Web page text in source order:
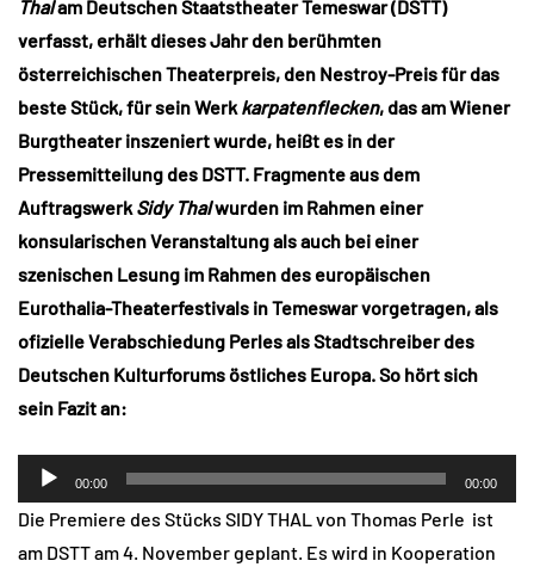
Thalam Deutschen Staatstheater Temeswar (DSTT)
verfasst, erhält dieses Jahr den berühmten
österreichischen Theaterpreis, den Nestroy-Preis für das
beste Stück, für sein Werk karpatenflecken, das am Wiener
Burgtheater inszeniert wurde, heißt es in der
Pressemitteilung des DSTT. Fragmente aus dem
Auftragswerk Sidy Thalwurden im Rahmen einer
konsularischen Veranstaltung als auch bei einer
szenischen Lesung im Rahmen des europäischen
Eurothalia-Theaterfestivals in Temeswar vorgetragen, als
ofizielle Verabschiedung Perles als Stadtschreiber des
Deutschen Kulturforums östliches Europa. So hört sich
sein Fazit an:
Audio-
Player
00:00 00:00
Die Premiere des Stücks SIDY THAL von Thomas Perle ist
am DSTT am 4. November geplant. Es wird in Kooperation